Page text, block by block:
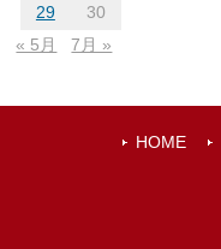
29
30
« 5月
7月 »
HOME